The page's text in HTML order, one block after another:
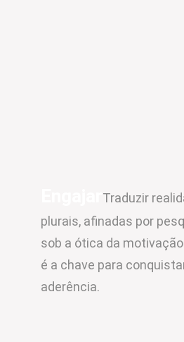
Traduzir
plurais, afinadas por
sob a ótica da
é a chave para
aderência.